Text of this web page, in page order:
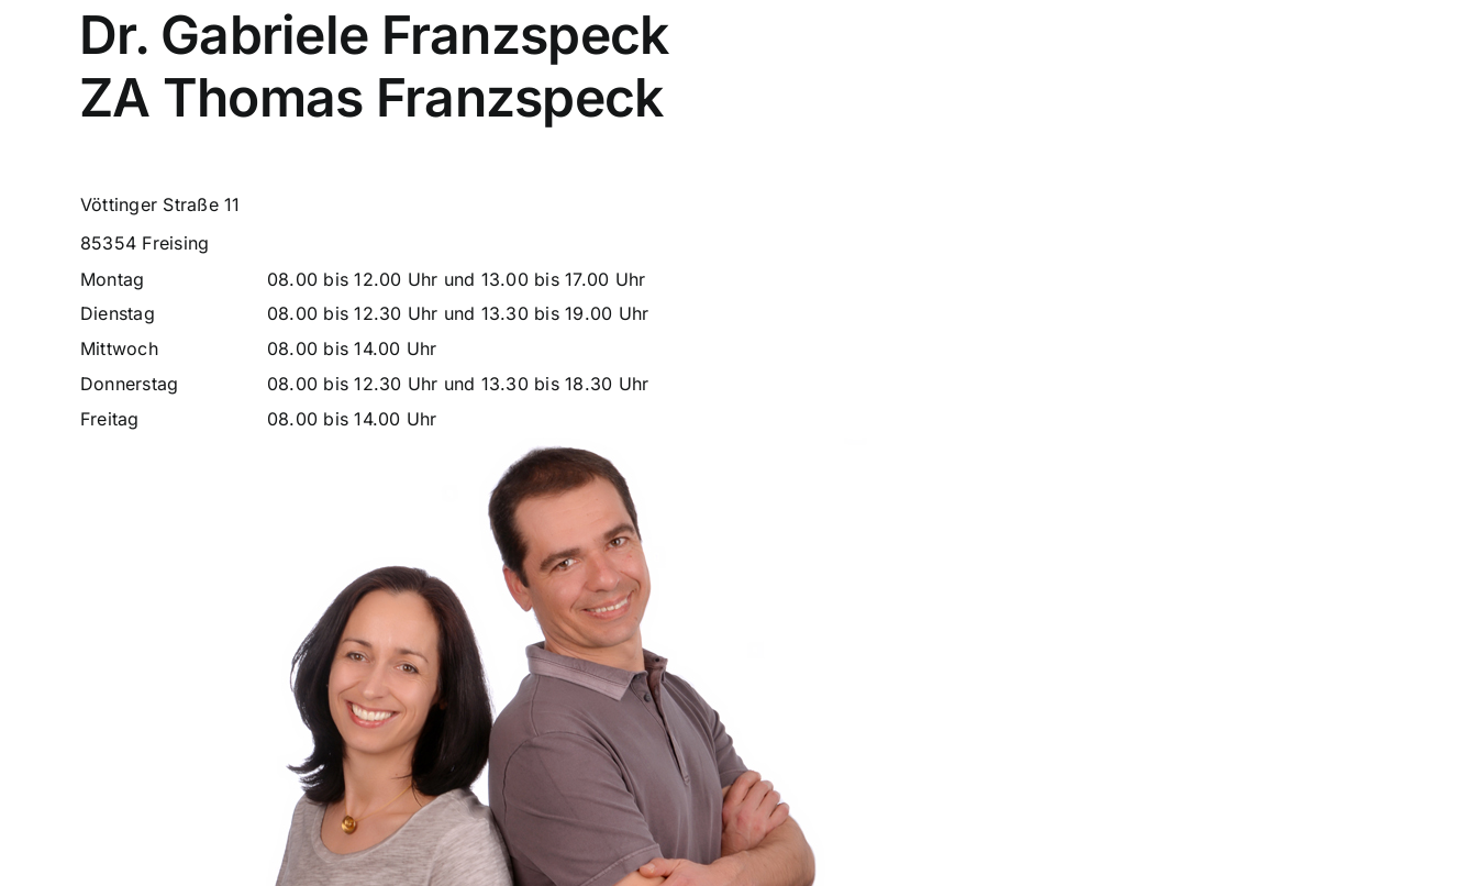
Dr. Gabriele Franzspeck
ZA Thomas Franzspeck
Vöttinger Straße 11
85354 Freising
Montag
08.00 bis 12.00 Uhr und 13.00 bis 17.00 Uhr
Dienstag
08.00 bis 12.30 Uhr und 13.30 bis 19.00 Uhr
Mittwoch
08.00 bis 14.00 Uhr
Donnerstag
08.00 bis 12.30 Uhr und 13.30 bis 18.30 Uhr
Freitag
08.00 bis 14.00 Uhr